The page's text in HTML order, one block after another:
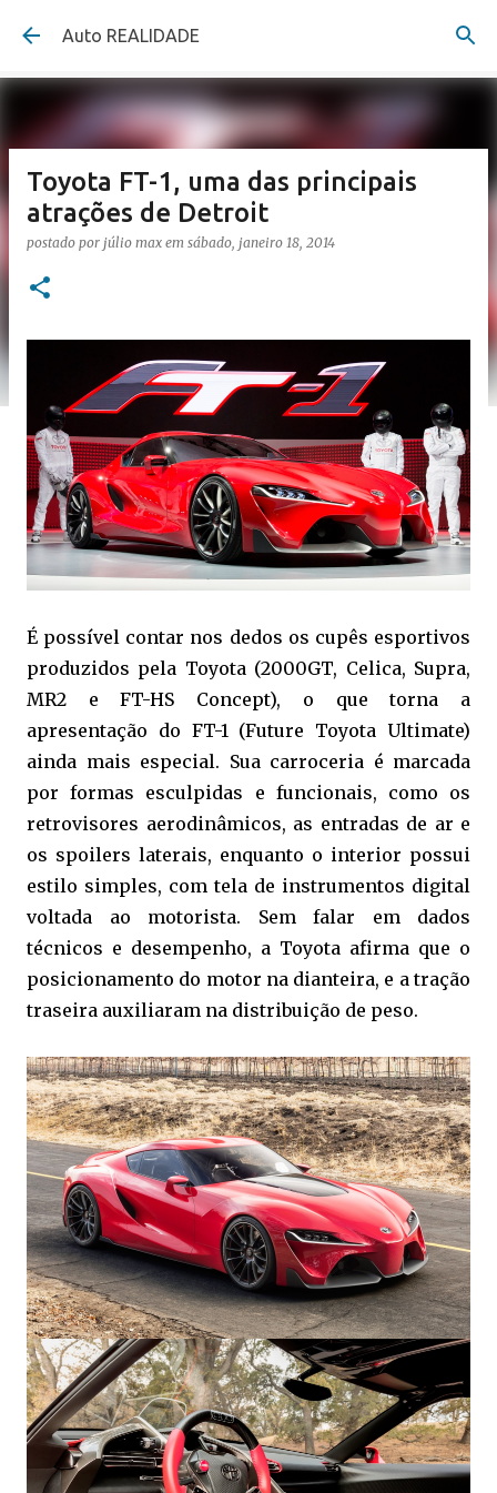
Pular para o conteúdo principal
Auto REALIDADE
Toyota FT-1, uma das principais
atrações de Detroit
postado por júlio max em sábado, janeiro 18, 2014
É possível contar nos dedos os cupês esportivos
produzidos pela Toyota (2000GT, Celica, Supra,
MR2 e FT-HS Concept), o que torna a
apresentação do FT-1 (Future Toyota Ultimate)
ainda mais especial. Sua carroceria é marcada
por formas esculpidas e funcionais, como os
retrovisores aerodinâmicos, as entradas de ar e
os spoilers laterais, enquanto o interior possui
estilo simples, com tela de instrumentos digital
voltada ao motorista. Sem falar em dados
técnicos e desempenho, a Toyota afirma que o
posicionamento do motor na dianteira, e a tração
traseira auxiliaram na distribuição de peso.